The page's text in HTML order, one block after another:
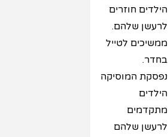
הילדים חוזרים
לרעשן שלהם.
ממשיכים לטייל
בחדר.
נפסקת המוסיקה
הילדים
מתקדמים
לרעשן שלהם